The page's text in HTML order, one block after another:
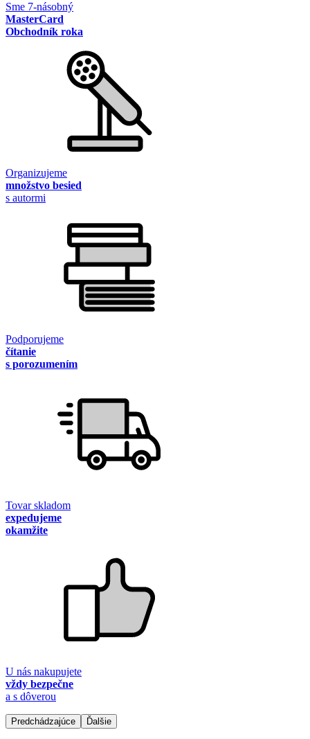
Sme 7-násobný
MasterCard
Obchodník roka
Organizujeme
množstvo besied
s autormi
Podporujeme
čítanie
s porozumením
Tovar skladom
expedujeme
okamžite
U nás nakupujete
vždy bezpečne
a s dôverou
Predchádzajúce Ďalšie